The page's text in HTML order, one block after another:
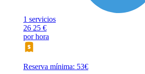
1 servicios
26 25 €
por hora
Reserva mínima: 53€